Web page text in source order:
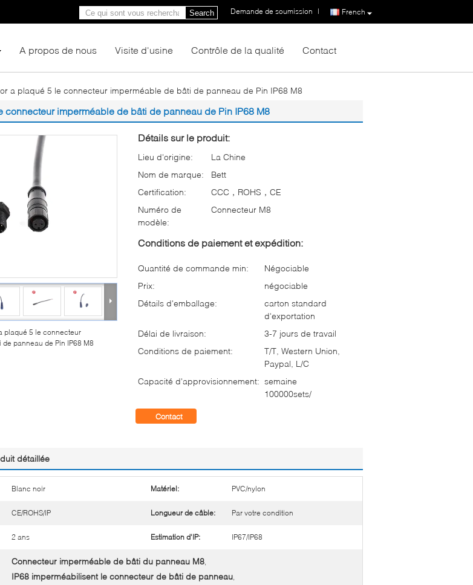
French
Demande de soumission |
Search
A propos de nous Visite d'usine Contrôle de la qualité Contact
a plaqué 5 le connecteur imperméable de bâti de panneau de Pin IP68 M8
connecteur imperméable de bâti de panneau de Pin IP68 M8
plaqué 5 le connecteur
panneau de Pin IP68 M8
Détails sur le produit:
Lieu d'origine:
La Chine
Nom de marque:
Bett
Certification:
CCC，ROHS，CE
Numéro de
modèle:
Connecteur M8
Conditions de paiement et expédition:
Quantité de commande min:
Négociable
Prix:
négociable
Détails d'emballage:
carton standard
d'exportation
Délai de livraison:
3-7 jours de travail
Conditions de paiement:
T/T, Western Union,
Paypal, L/C
Capacité d'approvisionnement: semaine
100000sets/
Contact
détaillée
Blanc noir Matériel: PVC/nylon
CE/ROHS/IP Longueur de câble: Par votre condition
2 ans Estimation d'IP: IP67/IP68
Connecteur imperméable de bâti du panneau M8
IP68 imperméabilisent le connecteur de bâti de panneau